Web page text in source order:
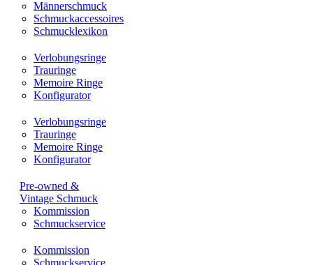
Männerschmuck
Schmuckaccessoires
Schmucklexikon
Verlobungsringe
Trauringe
Memoire Ringe
Konfigurator
Verlobungsringe
Trauringe
Memoire Ringe
Konfigurator
Pre-owned &
Vintage Schmuck
Kommission
Schmuckservice
Kommission
Schmuckservice